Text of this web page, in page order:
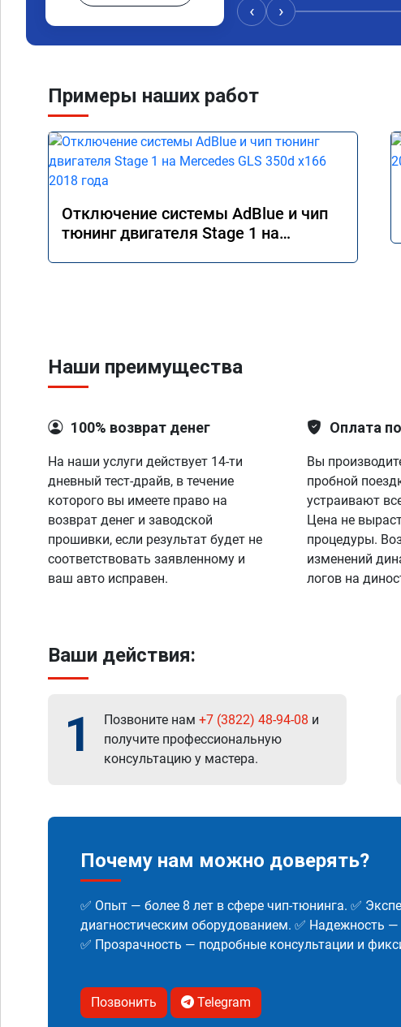
‹ ›
Примеры наших работ
Отключение системы AdBlue и чип
тюнинг двигателя Stage 1 на
Наши преимущества
100% возврат денег
На наши услуги действует 14-ти
дневный тест-драйв, в течение
которого вы имеете право на
возврат денег и заводской
прошивки, если результат будет не
соответствовать заявленному и
ваш авто исправен.
Оплата
Вы
пробной
устраивают
Цена не
процедуры.
изменений
логов на
Ваши действия:
1 Позвоните нам +7 (3822) 48-94-08 и
получите профессиональную
консультацию у мастера.
Почему нам можно доверять?
✅ Опыт — более 8 лет в сфере чип-тюнинга. ✅
диагностическим оборудованием. ✅ Надежность
✅ Прозрачность — подробные консультации и
Позвонить Telegram